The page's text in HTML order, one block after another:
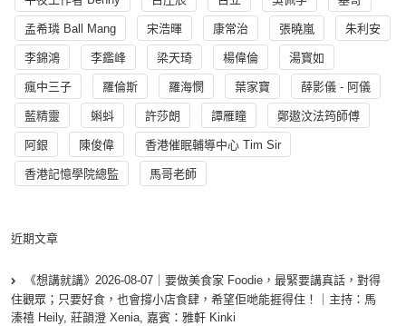
孟希璘 Ball Mang 宋浩暉 康常治 張曉嵐 朱利安
李錦鴻 李鑑峰 梁天琦 楊偉倫 湯寳如
瘋中三子 羅倫斯 羅海憫 葉家寶 薛影儀 - 阿儀
藍精靈 蝌蚪 許莎朗 譚雁瞳 鄭遨汶法筠師傅
阿銀 陳俊偉 香港催眠輔導中心 Tim Sir
香港記憶學院總監 馬哥老師
近期文章
《想講就講》2026-08-07｜要做美食家 Foodie，最緊要講真話，對得
住觀眾；只要好食，也會撐小店食肆，希望佢哋能捱得住！｜主持：馬
溱禧 Heily, 莊韻澄 Xenia, 嘉賓：雅軒 Kinki